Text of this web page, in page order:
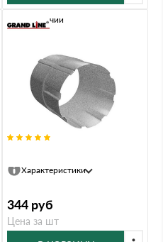
В наличии
Характеристики
344 руб
Цена за шт